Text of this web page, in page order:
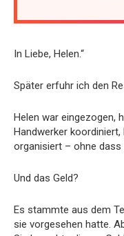
In Liebe, Helen.“
Später erfuhr ich den
Helen war eingezogen,
Handwerker
organisiert – ohne
Und das Geld?
Es stammte aus dem
sie vorgesehen hatte.